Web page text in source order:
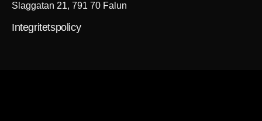
Slaggatan 21, 791 70 Falun
Integritetspolicy